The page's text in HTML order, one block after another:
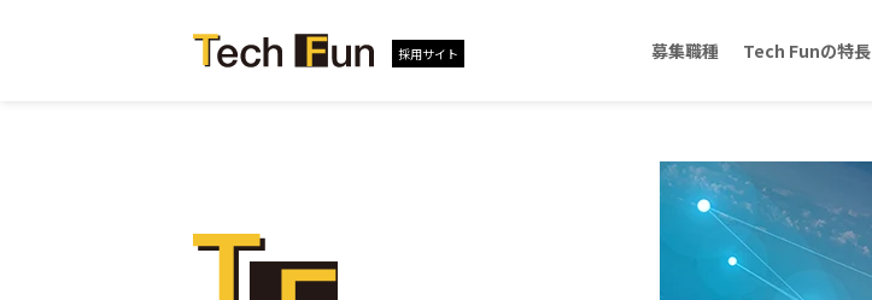
採用サイト 募集職種 Tech Funの特長